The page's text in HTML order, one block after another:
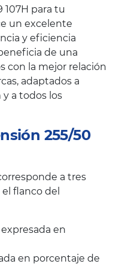
107H para tu
un excelente
y eficiencia
de una
con la mejor relación
adaptados a
a todos los
255/50
a tres
flanco del
en
en porcentaje de